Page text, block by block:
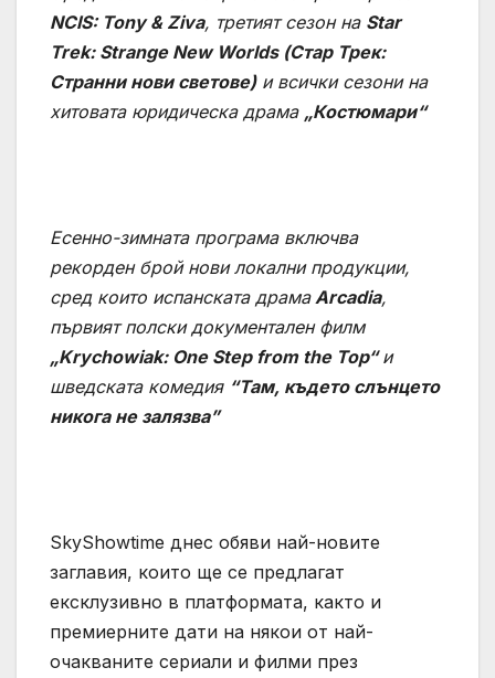
NCIS: Tony & Ziva, третият сезон на Star
Trek: Strange New Worlds (Стар Трек:
Странни нови светове)и всички сезони на
хитовата юридическа драма „Костюмари“
Есенно-зимната програма включва
рекорден брой нови локални продукции,
сред които испанската драмаArcadia,
първият полски документален филм
„Krychowiak: One Step from the Top“и
шведската комедия “Там, където слънцето
никога не залязва”
SkyShowtime днес обяви най-новите
заглавия, които ще се предлагат
ексклузивно в платформата, както и
премиерните дати на някои от най-
очакваните сериали и филми през